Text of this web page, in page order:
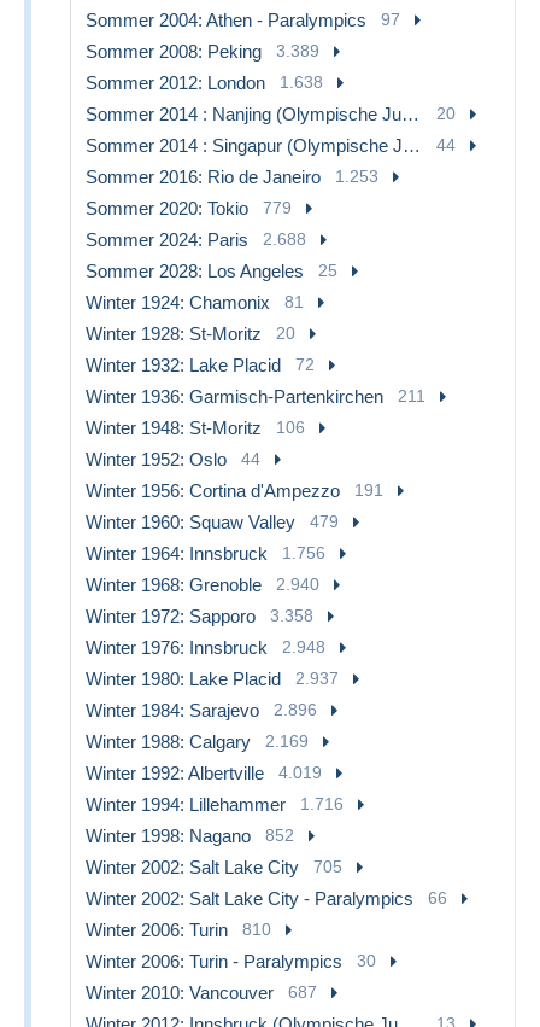
Sommer 2004: Athen - Paralympics 97
Sommer 2008: Peking 3.389
Sommer 2012: London 1.638
Sommer 2014 : Nanjing (Olympische Jugendspiele) 20
Sommer 2014 : Singapur (Olympische Jugendspiele) 44
Sommer 2016: Rio de Janeiro 1.253
Sommer 2020: Tokio 779
Sommer 2024: Paris 2.688
Sommer 2028: Los Angeles 25
Winter 1924: Chamonix 81
Winter 1928: St-Moritz 20
Winter 1932: Lake Placid 72
Winter 1936: Garmisch-Partenkirchen 211
Winter 1948: St-Moritz 106
Winter 1952: Oslo 44
Winter 1956: Cortina d'Ampezzo 191
Winter 1960: Squaw Valley 479
Winter 1964: Innsbruck 1.756
Winter 1968: Grenoble 2.940
Winter 1972: Sapporo 3.358
Winter 1976: Innsbruck 2.948
Winter 1980: Lake Placid 2.937
Winter 1984: Sarajevo 2.896
Winter 1988: Calgary 2.169
Winter 1992: Albertville 4.019
Winter 1994: Lillehammer 1.716
Winter 1998: Nagano 852
Winter 2002: Salt Lake City 705
Winter 2002: Salt Lake City - Paralympics 66
Winter 2006: Turin 810
Winter 2006: Turin - Paralympics 30
Winter 2010: Vancouver 687